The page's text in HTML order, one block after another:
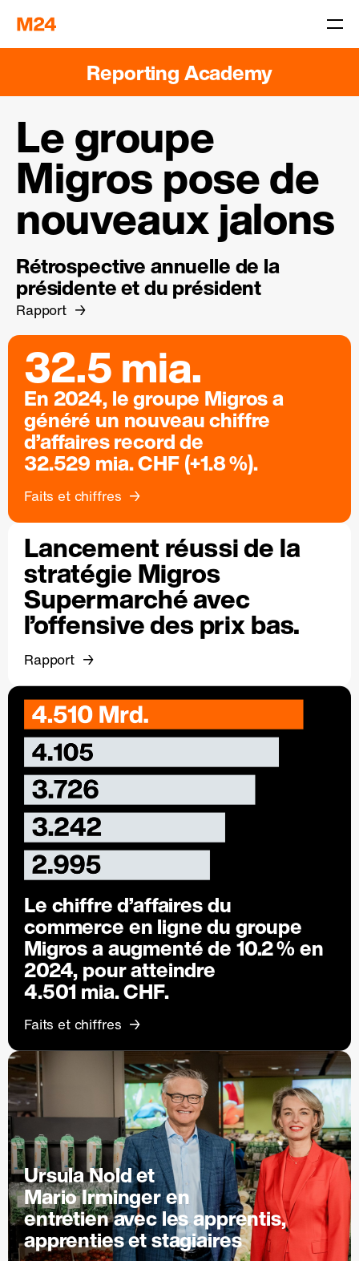
Reporting Academy
Le groupe
Migros pose de
nouveaux jalons
Rétrospective annuelle de la
présidente et du président
Rapport
32.5 mia.
En 2024, le groupe Migros a
généré un nouveau chiffre
d’affaires record de
32.529 mia. CHF (+1.8 %).
Faits et chiffres
Lancement réussi de la
stratégie Migros
Supermarché avec
l’offensive des prix bas.
Rapport
Le chiffre d’affaires du
commerce en ligne du groupe
Migros a augmenté de10.2 %en
2024, pour atteindre
4.501 mia. CHF.
Faits et chiffres
Ursula Nold et
Mario Irminger en
entretien avec les apprentis,
apprenties et stagiaires